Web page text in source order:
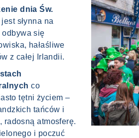
dnia Św.
słynna na
odbywa się
hałaśliwe
z całej Irlandii.
co
tętni życiem –
tańców i
radosną atmosferę.
i poczuć